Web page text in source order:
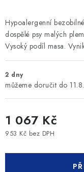
Hypoalergenní
dospělé psy malých
Vysoký podíl masa.
2 dny
1 067 Kč
953 Kč bez DPH